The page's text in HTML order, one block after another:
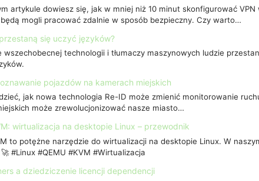
artykule dowiesz się, jak w mniej niż 10 minut skonfigurować
mogli pracować zdalnie w sposób bezpieczny. Czy warto…
się uczyć języków?
wszechobecnej technologii i tłumaczy maszynowych ludzie
pojazdów na kamerach miejskich
jak nowa technologia Re-ID może zmienić monitorowanie
może zrewolucjonizować nasze miasto…
wirtualizacja na desktopie Linux – przewodnik
to potężne narzędzie do wirtualizacji na desktopie Linux. W
#Linux #QEMU #KVM #Wirtualizacja
a dziedziczenie licencji dependencji